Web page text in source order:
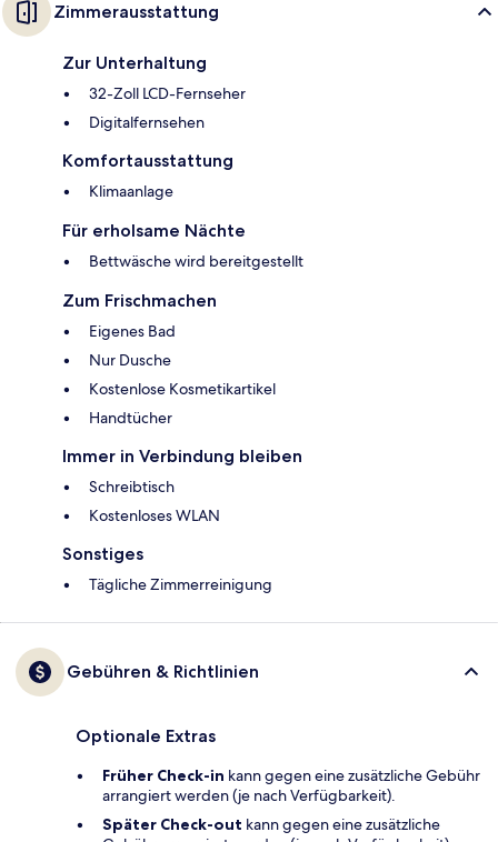
Zimmerausstattung
Zur Unterhaltung
32-Zoll LCD-Fernseher
Digitalfernsehen
Komfortausstattung
Klimaanlage
Für erholsame Nächte
Bettwäsche wird bereitgestellt
Zum Frischmachen
Eigenes Bad
Nur Dusche
Kostenlose Kosmetikartikel
Handtücher
Immer in Verbindung bleiben
Schreibtisch
Kostenloses WLAN
Sonstiges
Tägliche Zimmerreinigung
Gebühren & Richtlinien
Optionale Extras
Früher Check-in kann gegen eine zusätzliche Gebühr
arrangiert werden (je nach Verfügbarkeit).
Später Check-out kann gegen eine zusätzliche